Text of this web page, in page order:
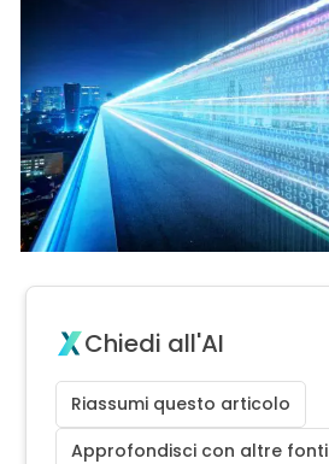
Chiedi all'AI
Riassumi questo articolo
Approfondisci con altre fonti